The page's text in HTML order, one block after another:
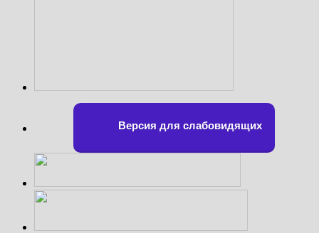
Версия для слабовидящих